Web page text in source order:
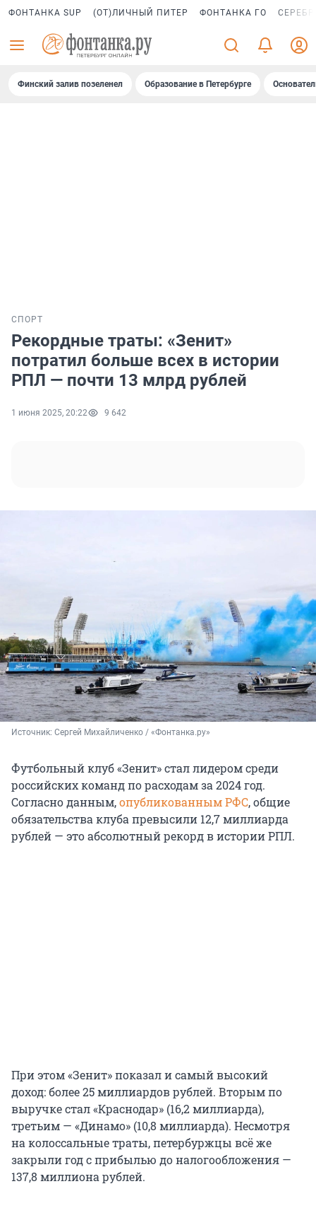
ФОНТАНКА SUP (ОТ)ЛИЧНЫЙ ПИТЕР ФОНТАНКА ГО
Финский залив позеленел Образование в Петербурге
СПОРТ
Рекордные траты: «Зенит»
потратил больше всех в истории
РПЛ — почти 13 млрд рублей
1 июня 2025, 20:22 9 642
Источник: Сергей Михайличенко / «Фонтанка.ру»
Футбольный клуб «Зенит» стал лидером среди
российских команд по расходам за2024 год.
Согласно данным,опубликованным РФС, общие
обязательства клуба превысили 12,7 миллиарда
рублей — это абсолютный рекорд в истории РПЛ.
При этом «Зенит» показал и самый высокий
доход: более 25 миллиардов рублей. Вторым по
выручке стал «Краснодар» (16,2 миллиарда),
третьим — «Динамо» (10,8 миллиарда). Несмотря
на колоссальные траты, петербуржцы всё же
закрыли год с прибылью до налогообложения —
137,8 миллиона рублей.